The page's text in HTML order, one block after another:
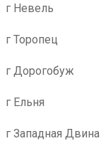
г Невель
г Торопец
г Дорогобуж
г Ельня
г Западная Двина